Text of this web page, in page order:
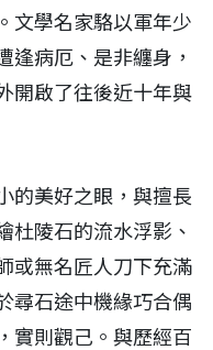
文學名家駱以軍年少
逢病厄、是非纏身，
開啟了往後近十年與
的美好之眼，與擅長
杜陵石的流水浮影、
或無名匠人刀下充滿
尋石途中機緣巧合偶
實則觀己。與歷經百